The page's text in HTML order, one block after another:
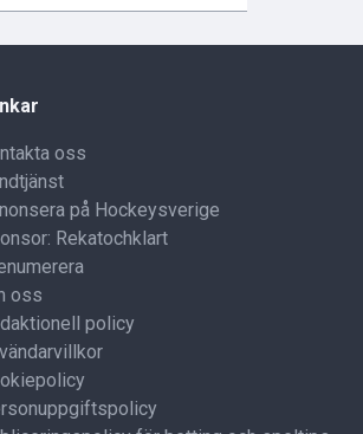
oss
på Hockeysverige
Rekatochklart
oss
policy